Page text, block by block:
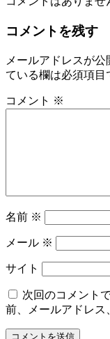
コメントを残す
メールアドレスが公
ている欄は必須項目
コメント ※
名前 ※
メール ※
サイト
次回のコメント
前、メールアドレス